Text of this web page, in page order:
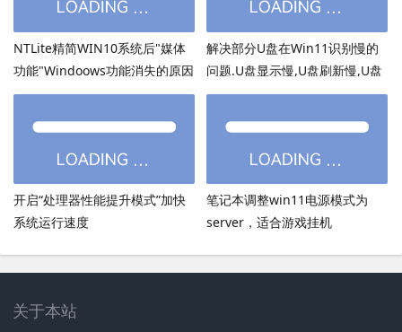
NTLite精简WIN10系统后"媒体
功能"Windoows功能消失的原因
解决部分U盘在Win11识别慢的
问题.U盘显示慢,U盘刷新慢,U盘
加载慢
开启“处理器性能提升模式”加快
系统运行速度
笔记本调整win11电源模式为
server，适合游戏挂机
关于本站